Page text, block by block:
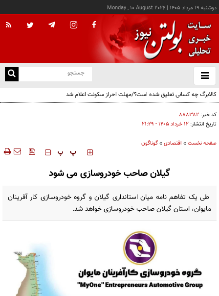
دوشنبه ۱۹ مرداد ۱۴۰۵ |
Monday , 10 August 2026
باز
و
کالابرگ چه کسانی تعلیق شده است؟/مهلت احراز سکونت اعلام شد
کد خبر: ۸۸۸۳۸۲
تاریخ انتشار: ۱۲ خرداد ۱۴۰۵ - ۲۱:۲۹
صفحه نخست » اقتصادی »گوناگون
‍‍‍ پ پ
گیلان صاحب خودروسازی می شود
طی یک تفاهم نامه میان استانداری گیلان و گروه خودروسازی کار آفرینان
مایوان، استان گیلان صاحب خودروسازی خواهد شد.